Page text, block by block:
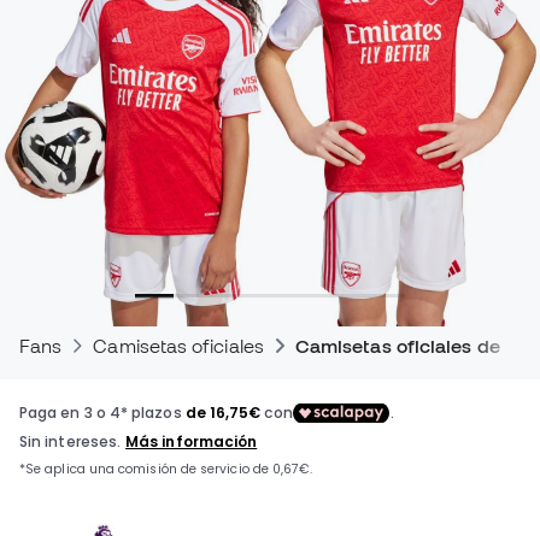
Fans Camisetas oficiales Camisetas oficiales de